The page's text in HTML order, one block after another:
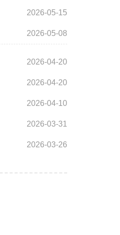
2026-05-15
2026-05-08
2026-04-20
2026-04-20
2026-04-10
2026-03-31
2026-03-26